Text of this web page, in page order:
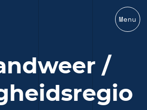
Menu
/